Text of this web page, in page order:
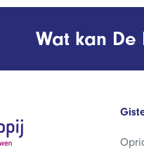
Wat kan